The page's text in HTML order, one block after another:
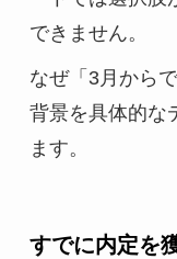
できません。
なぜ「3月から
背景を具体的な
ます。
すでに内定を